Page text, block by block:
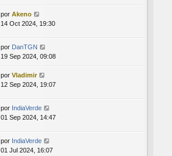
por Akeno
14 Oct 2024, 19:30
por DanTGN
19 Sep 2024, 09:08
por Vladimir
12 Sep 2024, 19:07
por IndiaVerde
01 Sep 2024, 14:47
por IndiaVerde
01 Jul 2024, 16:07